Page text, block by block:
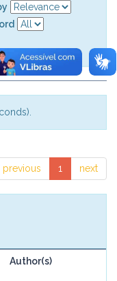
previous 1 next
Author(s)